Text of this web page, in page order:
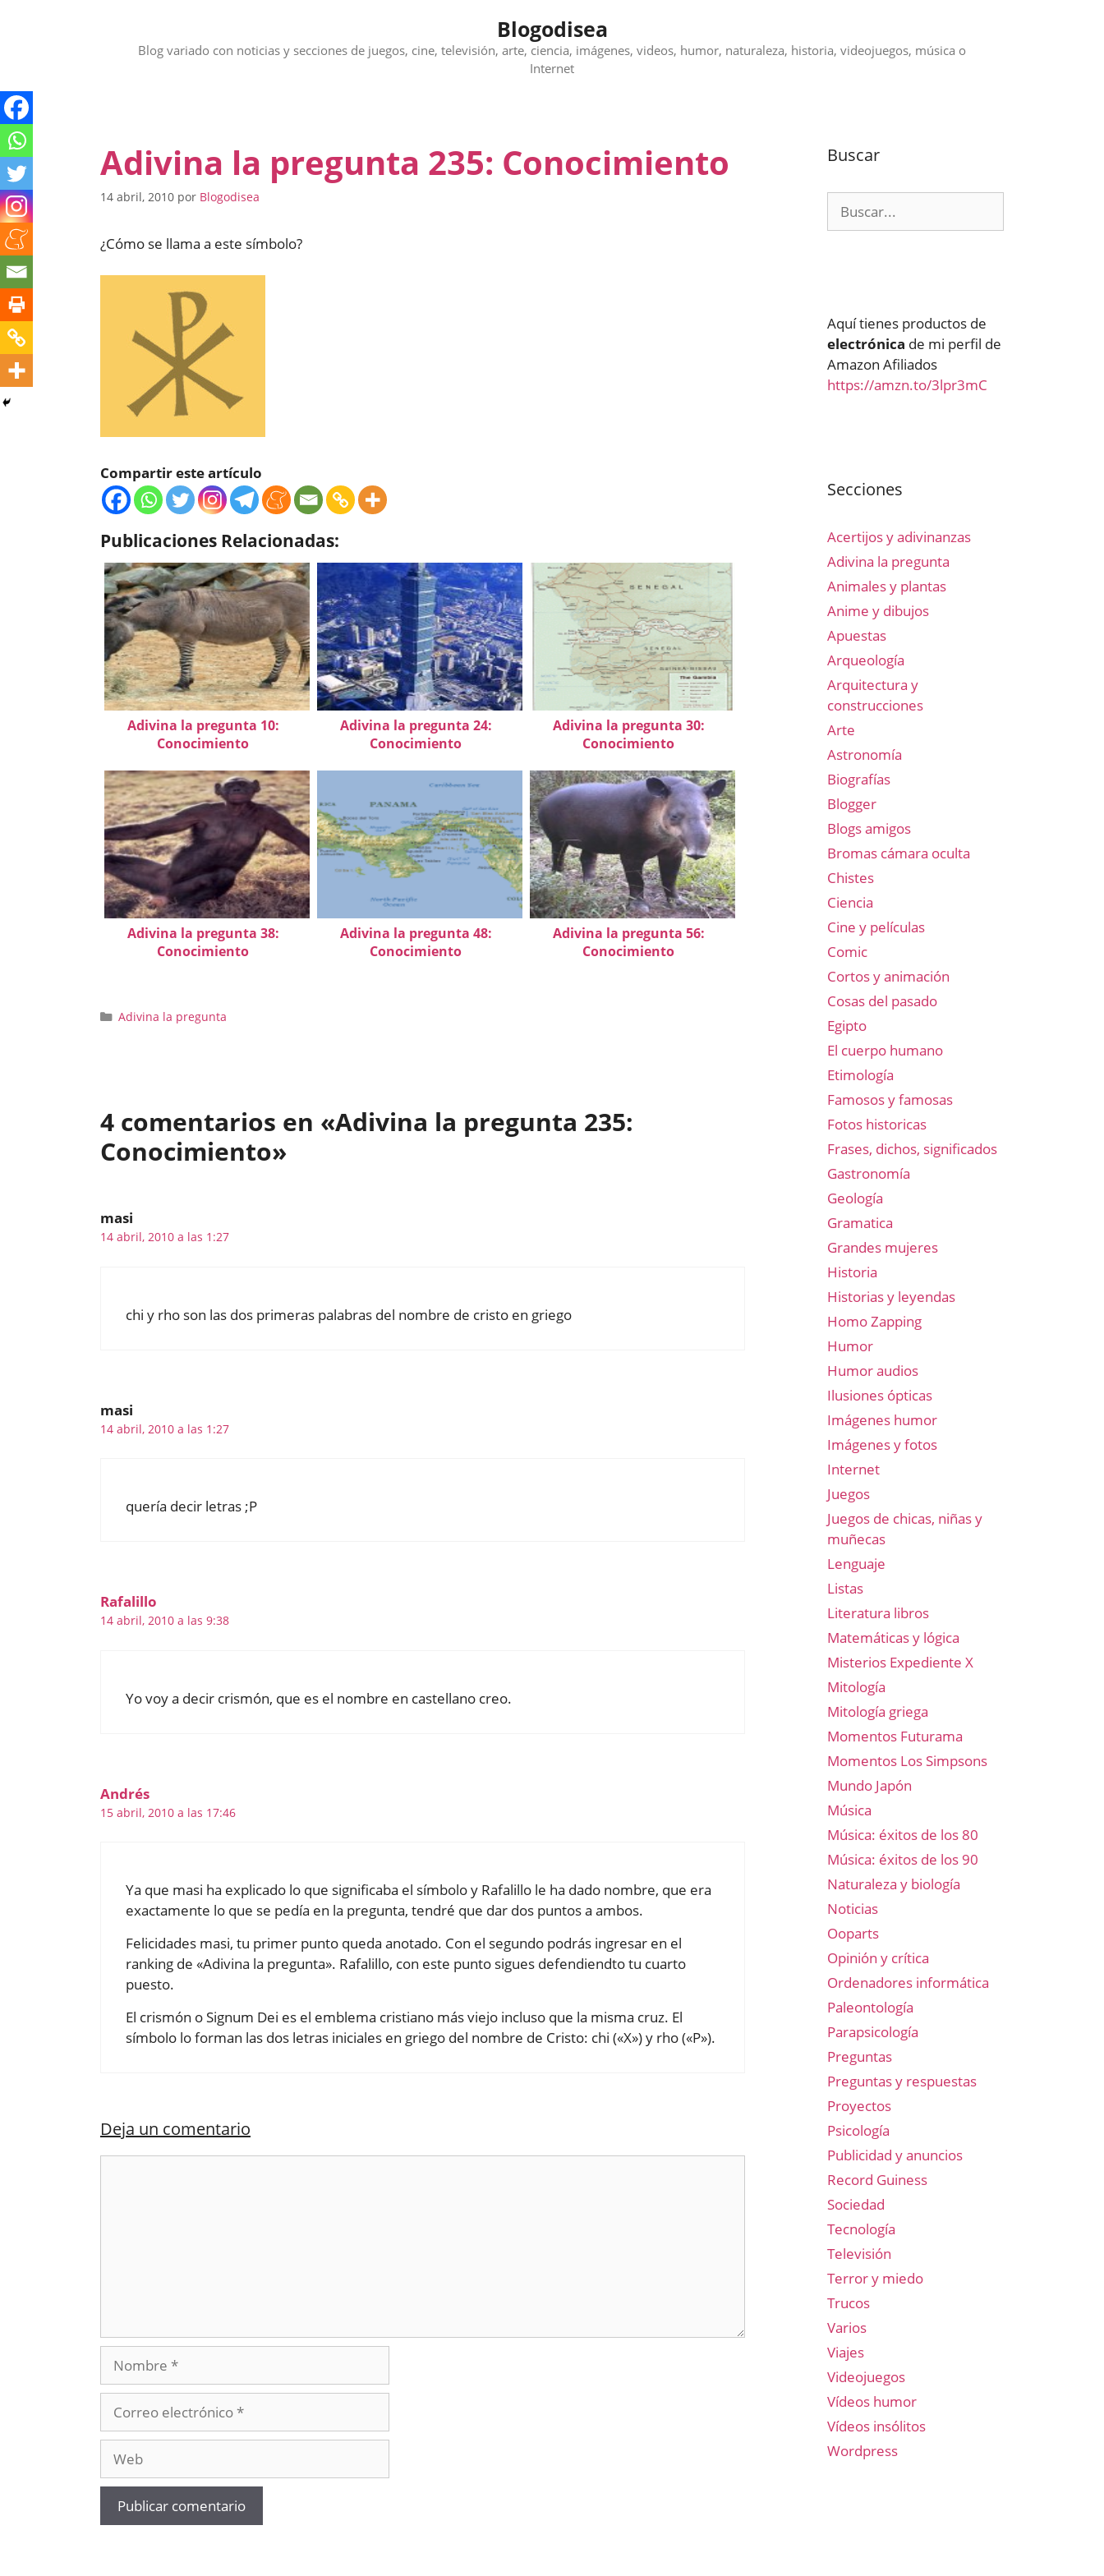
Blogodisea
Blog variado con noticias y secciones de juegos, cine, televisión, arte, ciencia, imágenes, videos, humor, naturaleza, historia, videojuegos, música o
Internet
Adivina la pregunta 235: Conocimiento
14 abril, 2010 por Blogodisea
¿Cómo se llama a este símbolo?
Compartir este artículo
Publicaciones Relacionadas:
Adivina la pregunta 10:
Conocimiento
Adivina la pregunta 24:
Conocimiento
Adivina la pregunta 30:
Conocimiento
Adivina la pregunta 38:
Conocimiento
Adivina la pregunta 48:
Conocimiento
Adivina la pregunta 56:
Conocimiento
Categorías
Adivina la pregunta
4 comentarios en «Adivina la pregunta 235:
Conocimiento»
masi
14 abril, 2010 a las 1:27
chi y rho son las dos primeras palabras del nombre de cristo en griego
masi
14 abril, 2010 a las 1:27
quería decir letras ;P
Rafalillo
14 abril, 2010 a las 9:38
Yo voy a decir crismón, que es el nombre en castellano creo.
Andrés
15 abril, 2010 a las 17:46
Ya que masi ha explicado lo que significaba el símbolo y Rafalillo le ha dado nombre, que era
exactamente lo que se pedía en la pregunta, tendré que dar dos puntos a ambos.
Felicidades masi, tu primer punto queda anotado. Con el segundo podrás ingresar en el
ranking de «Adivina la pregunta». Rafalillo, con este punto sigues defendiendto tu cuarto
puesto.
El crismón o Signum Dei es el emblema cristiano más viejo incluso que la misma cruz. El
símbolo lo forman las dos letras iniciales en griego del nombre de Cristo: chi («X») y rho («P»).
Deja un comentario
Nombre
electrónico
Buscar
Aquí tienes productos de
electrónica de mi perfil de
Amazon Afiliados
https://amzn.to/3lpr3mC
Secciones
Acertijos y adivinanzas
Adivina la pregunta
Animales y plantas
Anime y dibujos
Apuestas
Arqueología
Arquitectura y
construcciones
Arte
Astronomía
Biografías
Blogger
Blogs amigos
Bromas cámara oculta
Chistes
Ciencia
Cine y películas
Comic
Cortos y animación
Cosas del pasado
Egipto
El cuerpo humano
Etimología
Famosos y famosas
Fotos historicas
Frases, dichos, significados
Gastronomía
Geología
Gramatica
Grandes mujeres
Historia
Historias y leyendas
Homo Zapping
Humor
Humor audios
Ilusiones ópticas
Imágenes humor
Imágenes y fotos
Internet
Juegos
Juegos de chicas, niñas y
muñecas
Lenguaje
Listas
Literatura libros
Matemáticas y lógica
Misterios Expediente X
Mitología
Mitología griega
Momentos Futurama
Momentos Los Simpsons
Mundo Japón
Música
Música: éxitos de los 80
Música: éxitos de los 90
Naturaleza y biología
Noticias
Ooparts
Opinión y crítica
Ordenadores informática
Paleontología
Parapsicología
Preguntas
Preguntas y respuestas
Proyectos
Psicología
Publicidad y anuncios
Record Guiness
Sociedad
Tecnología
Televisión
Terror y miedo
Trucos
Varios
Viajes
Videojuegos
Vídeos humor
Vídeos insólitos
Wordpress